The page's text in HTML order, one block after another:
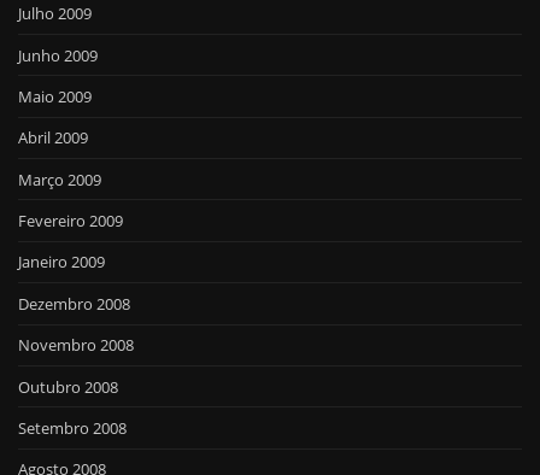
Julho 2009
Junho 2009
Maio 2009
Abril 2009
Março 2009
Fevereiro 2009
Janeiro 2009
Dezembro 2008
Novembro 2008
Outubro 2008
Setembro 2008
Agosto 2008